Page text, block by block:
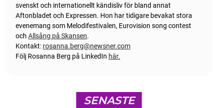
svenskt och internationellt kändisliv för bland annat
Aftonbladet och Expressen. Hon har tidigare bevakat stora
evenemang som Melodifestivalen, Eurovision song contest
och Allsång på Skansen.
Kontakt: rosanna.berg@newsner.com
Följ Rosanna Berg på LinkedIn här.
SENASTE